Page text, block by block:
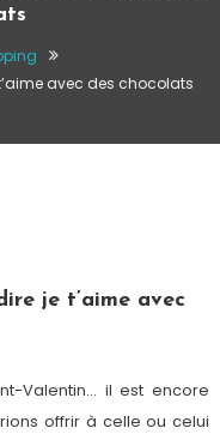
avec des chocolats
je t’aime avec
Valentin… il est encore
offrir à celle ou celui